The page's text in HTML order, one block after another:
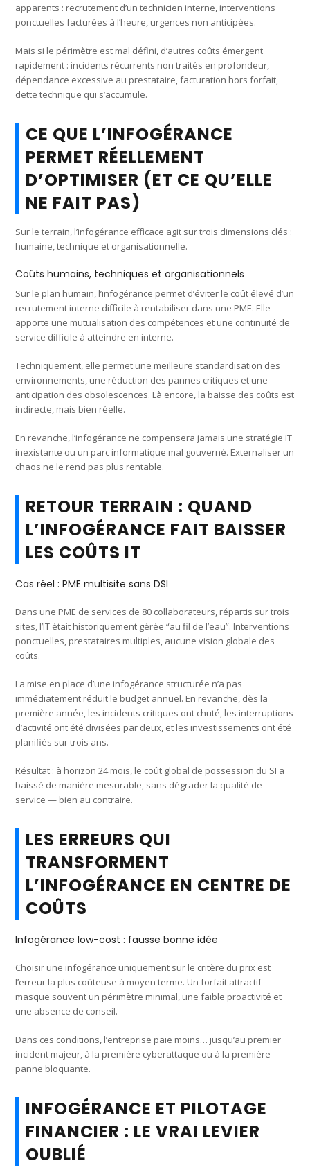
apparents : recrutement d’un technicien interne, interventions
ponctuelles facturées à l’heure, urgences non anticipées.
Mais si le périmètre est mal défini, d’autres coûts émergent
rapidement : incidents récurrents non traités en profondeur,
dépendance excessive au prestataire, facturation hors forfait,
dette technique qui s’accumule.
CE QUE L’INFOGÉRANCE
PERMET RÉELLEMENT
D’OPTIMISER (ET CE QU’ELLE
NE FAIT PAS)
Sur le terrain, l’infogérance efficace agit sur trois dimensions clés :
humaine, technique et organisationnelle.
Coûts humains, techniques et organisationnels
Sur le plan humain, l’infogérance permet d’éviter le coût élevé d’un
recrutement interne difficile à rentabiliser dans une PME. Elle
apporte une mutualisation des compétences et une continuité de
service difficile à atteindre en interne.
Techniquement, elle permet une meilleure standardisation des
environnements, une réduction des pannes critiques et une
anticipation des obsolescences. Là encore, la baisse des coûts est
indirecte, mais bien réelle.
En revanche, l’infogérance ne compensera jamais une stratégie IT
inexistante ou un parc informatique mal gouverné. Externaliser un
chaos ne le rend pas plus rentable.
RETOUR TERRAIN : QUAND
L’INFOGÉRANCE FAIT BAISSER
LES COÛTS IT
Cas réel : PME multisite sans DSI
Dans une PME de services de 80 collaborateurs, répartis sur trois
sites, l’IT était historiquement gérée “au fil de l’eau”. Interventions
ponctuelles, prestataires multiples, aucune vision globale des
coûts.
La mise en place d’une infogérance structurée n’a pas
immédiatement réduit le budget annuel. En revanche, dès la
première année, les incidents critiques ont chuté, les interruptions
d’activité ont été divisées par deux, et les investissements ont été
planifiés sur trois ans.
Résultat : à horizon 24 mois, le coût global de possession du SI a
baissé de manière mesurable, sans dégrader la qualité de
service — bien au contraire.
LES ERREURS QUI
TRANSFORMENT
L’INFOGÉRANCE EN CENTRE DE
COÛTS
Infogérance low-cost : fausse bonne idée
Choisir une infogérance uniquement sur le critère du prix est
l’erreur la plus coûteuse à moyen terme. Un forfait attractif
masque souvent un périmètre minimal, une faible proactivité et
une absence de conseil.
Dans ces conditions, l’entreprise paie moins… jusqu’au premier
incident majeur, à la première cyberattaque ou à la première
panne bloquante.
INFOGÉRANCE ET PILOTAGE
FINANCIER : LE VRAI LEVIER
OUBLIÉ